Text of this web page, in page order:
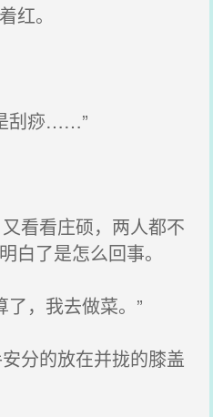
红。
刮痧……”
看看庄硕，两人都不
白了是怎么回事。
，我去做菜。”
分的放在并拢的膝盖